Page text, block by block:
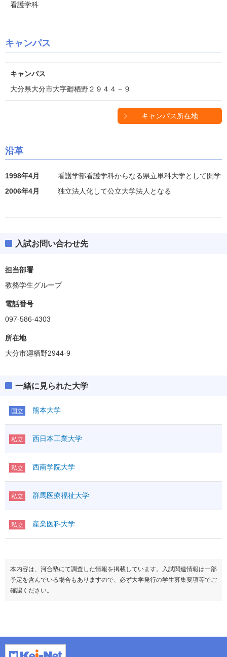
看護学科
キャンパス
キャンパス
大分県大分市大字廻栖野２９４４－９
キャンパス所在地
沿革
1998年4月
看護学部看護学科からなる県立単科大学として開学
2006年4月
独立法人化して公立大学法人となる
入試お問い合わせ先
担当部署
教務学生グループ
電話番号
097-586-4303
所在地
大分市廻栖野2944-9
一緒に見られた大学
国立 熊本大学
私立 西日本工業大学
私立 西南学院大学
私立 群馬医療福祉大学
私立 産業医科大学
本内容は、河合塾にて調査した情報を掲載しています。入試関連情報は一部
予定を含んでいる場合もありますので、必ず大学発行の学生募集要項等でご
確認ください。